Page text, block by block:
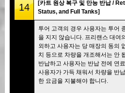
14
[카트 원상 복구 및 만능 반납 /
Status, and Full Tanks]
투어 고객의 경우 사용자는 투어
을 지지 않습니다. 프리랜스 대여
외하고 사용자는 당 매장의 동의
치 등으로 차량을 개조해서는 안
반납하고 사용자는 반납 전에 연
사용자가 가득 채워서 차량을 반
한 요금을 지불해야 합니다.